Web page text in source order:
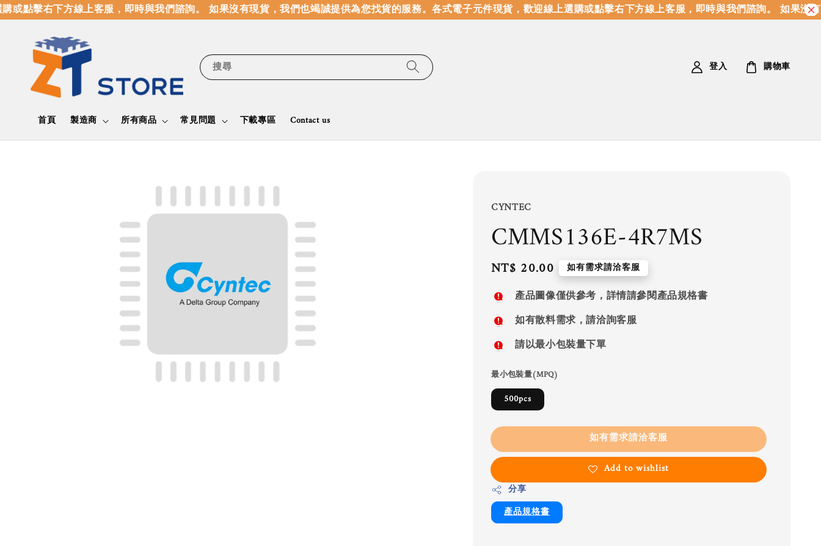
點擊右下方線上客服，即時與我們諮詢。 如果沒有現貨，我們也竭誠提供為您找貨的服務。各式電子元件現貨，歡迎線上選購或點擊右下方線上客服，即時與我們諮詢。 如果沒有
搜尋
首頁 製造商 所有商品 常見問題 下載專區 Contact us
登入 購物車
CYNTEC
CMMS136E-4R7MS
Regular
price
NT$ 20.00 如有需求請洽客服
產品圖像僅供參考，詳情請參閱產品規格書
如有散料需求，請洽詢客服
請以最小包裝量下單
最小包裝量(MPQ)
500pcs
如有需求請洽客服
Add to wishlist
分享
產品規格書